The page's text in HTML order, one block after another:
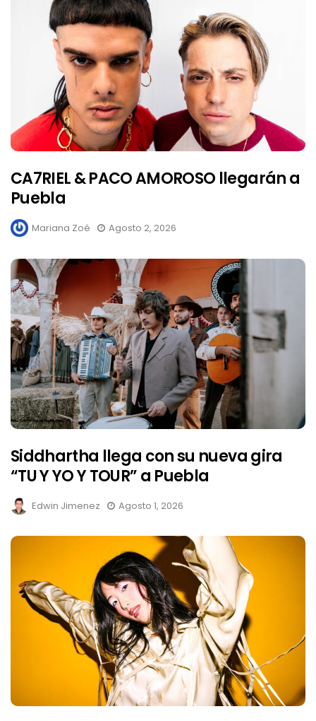
CA7RIEL & PACO AMOROSO llegarán a
Puebla
Mariana Zoé Agosto 2, 2026
Siddhartha llega con su nueva gira
“TU Y YO Y TOUR” a Puebla
Edwin Jimenez Agosto 1, 2026